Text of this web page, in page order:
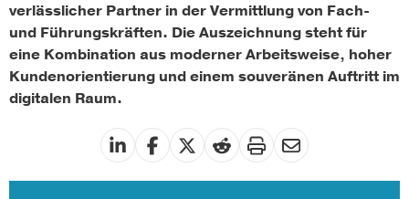
verlässlicher Partner in der Vermittlung von Fach-
und Führungskräften. Die Auszeichnung steht für
eine Kombination aus moderner Arbeitsweise, hoher
Kundenorientierung und einem souveränen Auftritt im
digitalen Raum.